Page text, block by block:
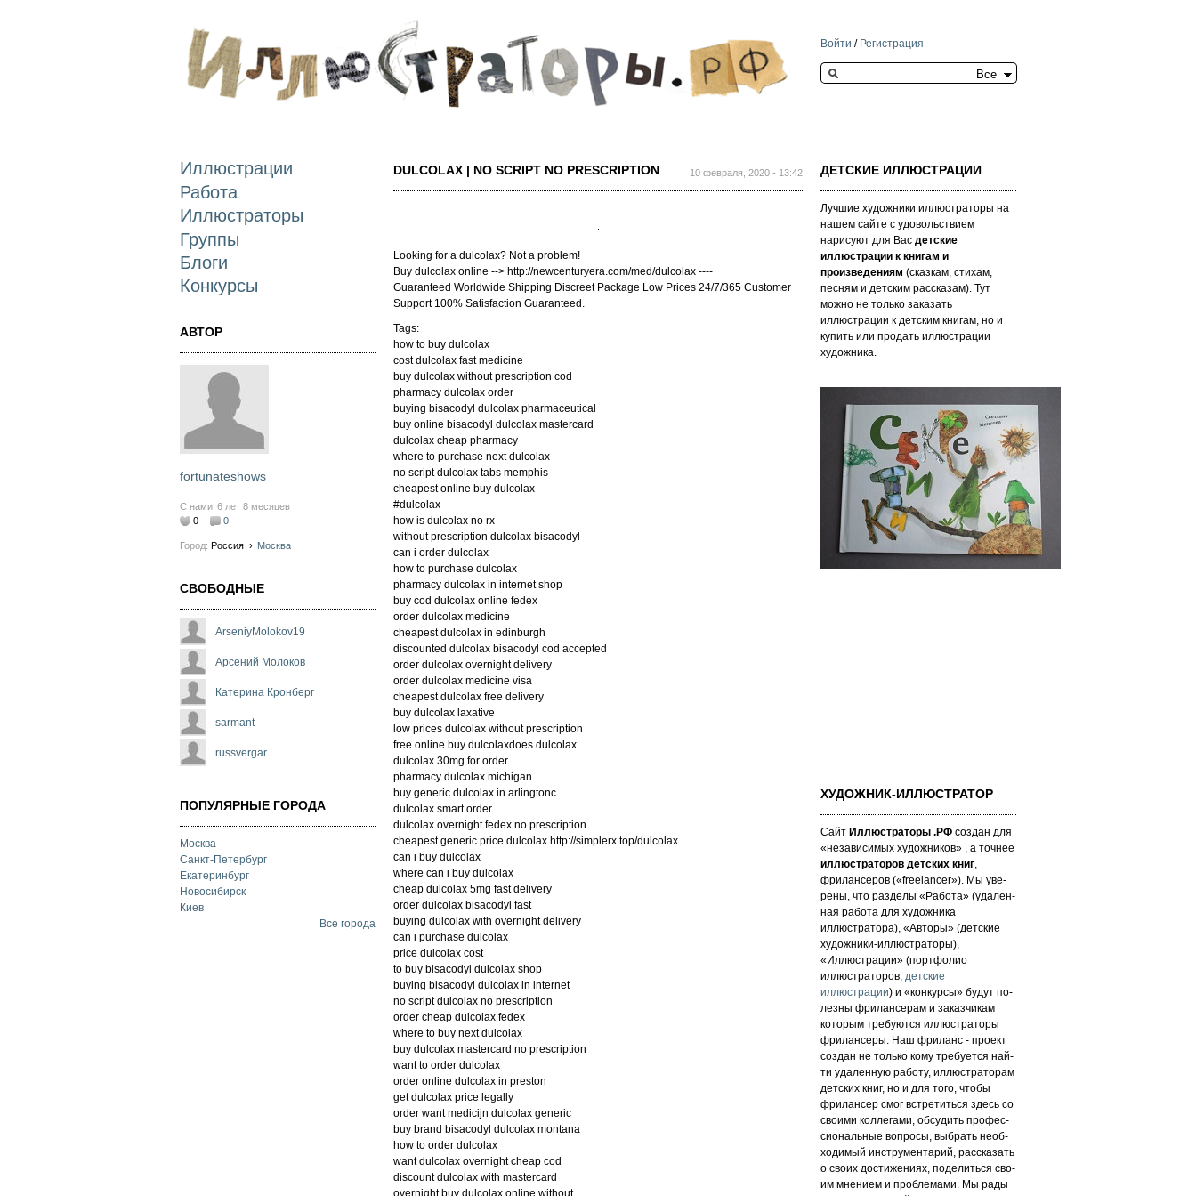
Войти / Регистрация
Search this site
Иллюстрации
Работа
Иллюстраторы
Группы
Блоги
Конкурсы
АВТОР
fortunateshows
С нами 6 лет 8 месяцев
0
0
Город: Россия › Москва
СВОБОДНЫЕ
ArseniyMolokov19
Арсений Молоков
Катерина Кронберг
sarmant
russvergar
ПОПУЛЯРНЫЕ ГОРОДА
Москва
Санкт-Петербург
Екатеринбург
Новосибирск
Киев
Все города
10 февраля, 2020 - 13:42
DULCOLAX | NO SCRIPT NO PRESCRIPTION
Looking for a dulcolax? Not a problem!
Buy dulcolax online --> http://newcenturyera.com/med/dulcolax ----
Guaranteed Worldwide Shipping Discreet Package Low Prices 24/7/365 Customer
Support 100% Satisfaction Guaranteed.
Tags:
how to buy dulcolax
cost dulcolax fast medicine
buy dulcolax without prescription cod
pharmacy dulcolax order
buying bisacodyl dulcolax pharmaceutical
buy online bisacodyl dulcolax mastercard
dulcolax cheap pharmacy
where to purchase next dulcolax
no script dulcolax tabs memphis
cheapest online buy dulcolax
#dulcolax
how is dulcolax no rx
without prescription dulcolax bisacodyl
can i order dulcolax
how to purchase dulcolax
pharmacy dulcolax in internet shop
buy cod dulcolax online fedex
order dulcolax medicine
cheapest dulcolax in edinburgh
discounted dulcolax bisacodyl cod accepted
order dulcolax overnight delivery
order dulcolax medicine visa
cheapest dulcolax free delivery
buy dulcolax laxative
low prices dulcolax without prescription
free online buy dulcolaxdoes dulcolax
dulcolax 30mg for order
pharmacy dulcolax michigan
buy generic dulcolax in arlingtonc
dulcolax smart order
dulcolax overnight fedex no prescription
cheapest generic price dulcolax http://simplerx.top/dulcolax
can i buy dulcolax
where can i buy dulcolax
cheap dulcolax 5mg fast delivery
order dulcolax bisacodyl fast
buying dulcolax with overnight delivery
can i purchase dulcolax
price dulcolax cost
to buy bisacodyl dulcolax shop
buying bisacodyl dulcolax in internet
no script dulcolax no prescription
order cheap dulcolax fedex
where to buy next dulcolax
buy dulcolax mastercard no prescription
want to order dulcolax
order online dulcolax in preston
get dulcolax price legally
order want medicijn dulcolax generic
buy brand bisacodyl dulcolax montana
how to order dulcolax
want dulcolax overnight cheap cod
discount dulcolax with mastercard
overnight buy dulcolax online without
ДЕТСКИЕ ИЛЛЮСТРАЦИИ
Лучшие художники иллюстраторы на
нашем сайте с удовольствием
нарисуют для Вас детские
иллюстрации к книгам и
произведениям (сказкам, стихам,
песням и детским рассказам). Тут
можно не только заказать
иллюстрации к детским книгам, но и
купить или продать иллюстрации
художника.
ХУДОЖНИК-ИЛЛЮСТРАТОР
Сайт Иллюстраторы .РФ создан для
«не­за­ви­си­мых ху­дож­ни­ков» , а точнее
иллюстраторов детских книг,
фрилансеров («fre­elan­cer»). Мы уве­
ре­ны, что раз­де­лы «Работа» (уда­лен­
ная работа для художника
иллюстратора), «Авторы» (детские
художники-иллюстраторы),
«Иллюстрации» (портфолио
иллюстраторов, детские
иллюстрации) и «кон­кур­сы» бу­дут по­
лез­ны фри­лан­се­рам и за­каз­чи­кам
которым требуются иллюстраторы
фрилансеры. Наш фри­ланс - про­ект
соз­дан не толь­ко кому требуется най­
ти уда­лен­ную ра­бо­ту, иллюстраторам
детских книг, но и для то­го, что­бы
фри­лан­сер смог встре­тить­ся здесь со
сво­ими кол­ле­га­ми, об­су­дить про­фес­
си­ональ­ные воп­ро­сы, выб­рать не­об­
хо­ди­мый инс­тру­мен­та­рий, расс­ка­зать
о сво­их дос­ти­же­ни­ях, по­де­лить­ся сво­
им мнением и проб­ле­ма­ми. Мы рады